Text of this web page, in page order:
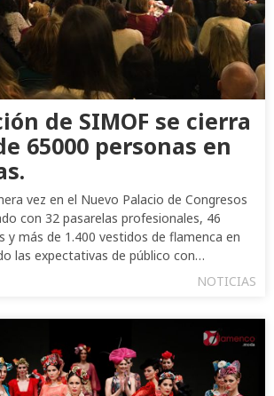
de SIMOF se cierra
65000 personas en
vez en el Nuevo Palacio de Congresos
con 32 pasarelas profesionales, 46
y más de 1.400 vestidos de flamenca en
las expectativas de público con…
NOTICIAS